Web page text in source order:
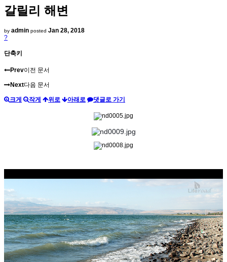
갈릴리 해변
by admin posted Jan 28, 2018
?
단축키
Prev이전 문서
Next다음 문서
크게 작게 위로 아래로 댓글로 가기